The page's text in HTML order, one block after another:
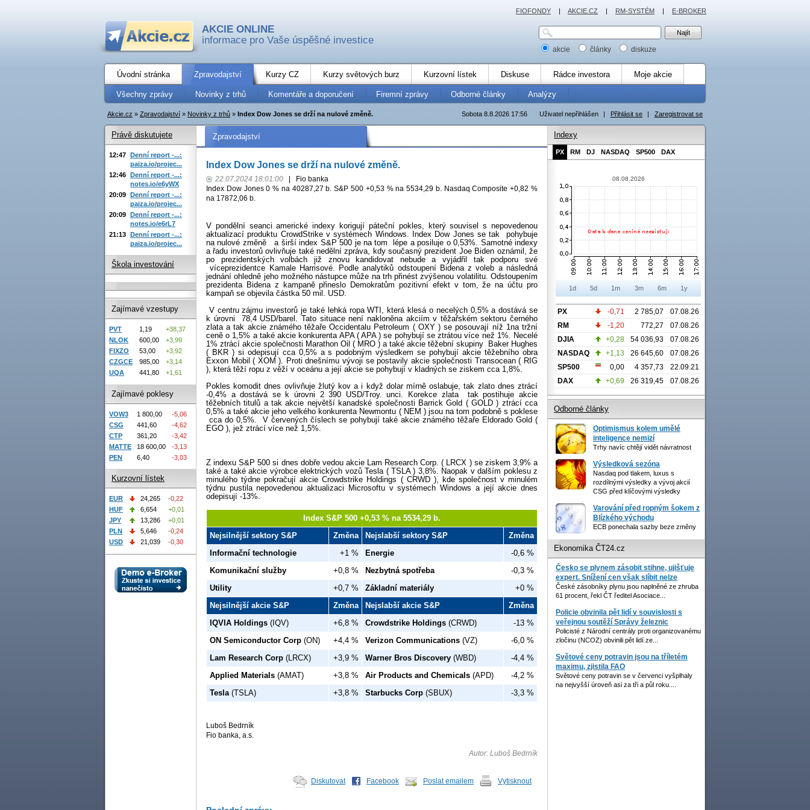
AKCIE ONLINE
informace pro Vaše úspěšné investice
akcie články diskuze
Úvodní stránka Zpravodajství Kurzy CZ Kurzy světových burz Kurzovní lístek Diskuse Rádce investora Moje akcie
Všechny zprávy Novinky z trhů Komentáře a doporučení Firemní zprávy Odborné články Analýzy
Uživatel nepřihlášen | Přihlásit se | Zaregistrovat se
Sobota 8.8.2026 17:56
Akcie.cz » Zpravodajství » Novinky z trhů » Index Dow Jones se drží na nulové změně.
Zpravodajství
Index Dow Jones se drží na nulové změně.
22.07.2024 18:01:00
Fio banka
Index Dow Jones 0 % na 40287,27 b. S&P 500 +0,53 % na 5534,29 b. Nasdaq Composite +0,82 %
na 17872,06 b.
V pondělní seanci americké indexy korigují páteční pokles, který souvisel s nepovedenou
aktualizací produktu CrowdStrike v systémech Windows. Index Dow Jones se tak
pohybuje
na nulové změně
a širší index S&P 500 je na tom
lépe a posiluje o 0,53%. Samotné indexy
a řadu investorů ovlivňuje také nedělní zpráva, kdy současný prezident Joe Biden oznámil, že
po prezidentských volbách již znovu kandidovat nebude a vyjádřil tak podporu své
víceprezidentce Kamale Harrisové. Podle analytiků odstoupení Bidena z voleb a následná
jednání ohledně jeho možného nástupce může na trh přinést zvýšenou volatilitu. Odstoupením
prezidenta Bidena z kampaně přineslo Demokratům pozitivní efekt v tom, že na účtu pro
kampaň se objevila částka 50 mil. USD.
V centru zájmu investorů je také lehká ropa WTI, která klesá o necelých 0,5% a dostává se
k úrovni
78,4 USD/barel. Tato situace není nakloněna akciím v těžařském sektoru černého
zlata a tak akcie známého těžaře Occidentalu Petroleum ( OXY ) se posouvají níž 1na tržní
ceně o 1,5% a také akcie konkurenta APA ( APA ) se pohybují se ztrátou více než 1%. Necelé
1% ztrácí akcie společnosti Marathon Oil ( MRO ) a také akcie těžební skupiny
Baker Hughes
( BKR ) si odepisují cca 0,5% a s podobným výsledkem se pohybují akcie těžebního obra
Exxon Mobil ( XOM ). Proti dnešnímu vývoji se postavily akcie společnosti Transocean ( RIG
), která těží ropu z věží v oceánu a její akcie se pohybují v kladných se ziskem cca 1,8%.
Pokles komodit dnes ovlivňuje žlutý kov a i když dolar mírně oslabuje, tak zlato dnes ztrácí
-0,4% a dostává se k úrovni 2 390 USD/Troy. unci. Korekce zlata
tak postihuje akcie
těžebních titulů a tak akcie největší kanadské společnosti Barrick Gold ( GOLD ) ztrácí cca
0,5% a také akcie jeho velkého konkurenta Newmontu ( NEM ) jsou na tom podobně s poklese
cca do 0,5%.
V červených číslech se pohybují také akcie známého těžaře Eldorado Gold (
EGO ), jež ztrácí více než 1,5%.
Z indexu S&P 500 si dnes dobře vedou akcie Lam Research Corp. ( LRCX ) se ziskem 3,9% a
také a také akcie výrobce elektrických vozů Tesla ( TSLA ) 3,8%. Naopak v dalším poklesu z
minulého týdne pokračují akcie Crowdstrike Holdings ( CRWD ), kde společnost v minulém
týdnu pustila nepovedenou aktualizaci Microsoftu v systémech Windows a její akcie dnes
odepisují -13%.
Index S&P 500 +0,53 % na 5534,29 b.
Nejsilnější sektory S&P
Změna Nejslabší sektory S&P
Změna
Informační technologie
+1 % Energie
-0,6 %
Komunikační služby
+0,8 % Nezbytná spotřeba
-0,3 %
Utility
+0,7 % Základní materiály
+0 %
Nejsilnější akcie S&P
Změna Nejslabší akcie S&P
Změna
IQVIA Holdings (IQV) +6,8 % Crowdstrike Holdings (CRWD)
-13 %
ON Semiconductor Corp (ON) +4,4 % Verizon Communications (VZ)
-6,0 %
Lam Research Corp (LRCX) +3,9 % Warner Bros Discovery (WBD)
-4,4 %
Applied Materials (AMAT) +3,8 % Air Products and Chemicals (APD)
-4,2 %
Tesla(TSLA) +3,8 % Starbucks Corp (SBUX) -3,3 %
Luboš Bedrník
Fio banka, a.s.
Autor: Luboš Bedrník
Diskutovat Facebook Poslat emailem Vytisknout
Právě diskutujete
12:47 Denní report -...:
paiza.io/projec...
12:46 Denní report -...:
notes.io/e6yWX
20:09 Denní report -...:
paiza.io/projec...
20:09 Denní report -...:
notes.io/e6rL7
21:13 Denní report -...:
paiza.io/projec...
Škola investování
Zajímavé vzestupy
PVT 1,19
+38,37
NLOK
600,00
+3,99
FIXZO
53,00
+3,92
CZGCE
985,00
+3,14
UQA
441,80 +1,61
Zajímavé poklesy
VOW3 1 800,00
-5,06
CSG
441,60
-4,62
CTP
361,20
-3,42
MATTE
18 600,00
-3,13
PEN
6,40 -3,03
Kurzovní lístek
EUR 24,265
-0,22
HUF
6,654
+0,01
JPY
13,286
+0,01
PLN
5,646
-0,24
USD
21,039 -0,30
Indexy
PX RM DJ NASDAQ SP500 DAX
08.08.2026
1d 5d 1m 3m 6m 1y
PX -0,71 2 785,07
07.08.26
RM
-1,20 772,27
07.08.26
DJIA
+0,28 54 036,93
07.08.26
NASDAQ
+1,13 26 645,60
07.08.26
SP500
0,00 4 357,73
22.09.21
DAX
+0,69 26 319,45 07.08.26
Odborné články
Optimismus kolem umělé
inteligence nemizí
Trhy navíc chtějí vidět návratnost
Výsledková sezóna
Nasdaq pod tlakem, luxus s
rozdílnými výsledky a vývoj akcií
CSG před klíčovými výsledky
Varování před ropným šokem z
Blízkého východu
ECB ponechala sazby beze změny
Ekonomika ČT24.cz
Česko se plynem zásobit stihne, ujišťuje
expert. Snížení cen však slíbit nelze
České zásobníky plynu jsou naplněné ze zhruba
61 procent, řekl ČT ředitel Asociace...
Policie obvinila pět lidí v souvislosti s
veřejnou soutěží Správy železnic
Policisté z Národní centrály proti organizovanému
zločinu (NCOZ) obvinili pět lidí ze...
Světové ceny potravin jsou na tříletém
maximu, zjistila FAO
Světové ceny potravin se v červenci vyšplhaly
na nejvyšší úroveň asi za tři a půl roku....
FIOFONDY | AKCIE.CZ | RM-SYSTÉM | E-BROKER